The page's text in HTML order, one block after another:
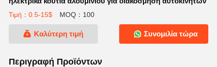
Τιμή：0.5-15$ MOQ：100
Καλύτερη τιμή Συνομιλία τώρα
Περιγραφή Προϊόντων